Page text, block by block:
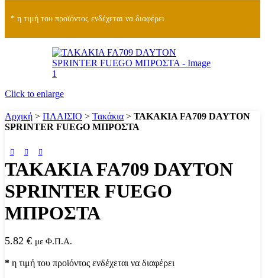
* η τιμή του προϊόντος ενδέχεται να διαφέρει
Click to enlarge
Αρχική > ΠΛΑΙΣΙΟ > Τακάκια > ΤΑΚΑΚΙΑ FA709 DAYTON
SPRINTER FUEGO ΜΠΡΟΣΤΑ
ΤΑΚΑΚΙΑ FA709 DAYTON
SPRINTER FUEGO
ΜΠΡΟΣΤΑ
5.82 € με Φ.Π.Α.
* η τιμή του προϊόντος ενδέχεται να διαφέρει